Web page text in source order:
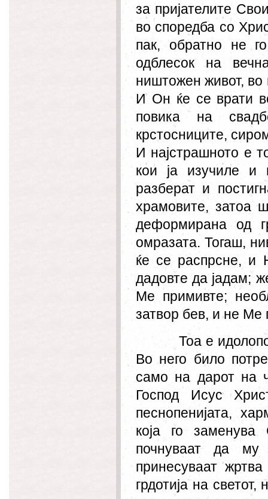
за пријателите
во споредба со
пак, обратно не
одблесок на
ништожен живот,
И Он ќе се врати
повика на
крстосниците,
И најстрашното е
кои ја изучиле и
разберат и
храмовите, затоа
деформирана од
омразата. Тогаш,
ќе се распрсне, и
дадовте да јадам;
Ме примивте;
затвор бев, и не Ме
Тоа е
Во него било
само на дарот на
Господ Исус
песнопенијата,
која го
почнуваат да
принесуваат жртва
грдотија на